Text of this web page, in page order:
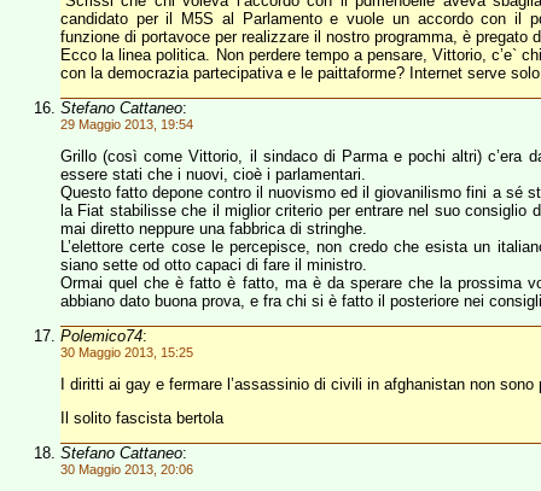
candidato per il M5S al Parlamento e vuole un accordo con il
funzione di portavoce per realizzare il nostro programma, è pregato
Ecco la linea politica. Non perdere tempo a pensare, Vittorio, c’e`
con la democrazia partecipativa e le paittaforme? Internet serve
Stefano Cattaneo:
29 Maggio 2013, 19:54
Grillo (così come Vittorio, il sindaco di Parma e pochi altri) c’era
essere stati che i nuovi, cioè i parlamentari.
Questo fatto depone contro il nuovismo ed il giovanilismo fini a sé
la Fiat stabilisse che il miglior criterio per entrare nel suo
mai diretto neppure una fabbrica di stringhe.
L’elettore certe cose le percepisce, non credo che esista un
siano sette od otto capaci di fare il ministro.
Ormai quel che è fatto è fatto, ma è da sperare che la prossima
abbiano dato buona prova, e fra chi si è fatto il posteriore nei
Polemico74:
30 Maggio 2013, 15:25
I diritti ai gay e fermare l’assassinio di civili in afghanistan non sono
Il solito fascista bertola
Stefano Cattaneo:
30 Maggio 2013, 20:06